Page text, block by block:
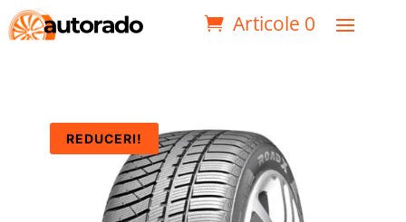
Articole 0
REDUCERI!